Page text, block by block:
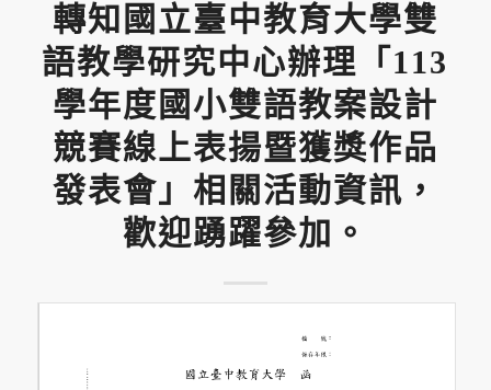
轉知國立臺中教育大學雙
語教學研究中心辦理「113
學年度國小雙語教案設計
競賽線上表揚暨獲獎作品
發表會」相關活動資訊，
歡迎踴躍參加。